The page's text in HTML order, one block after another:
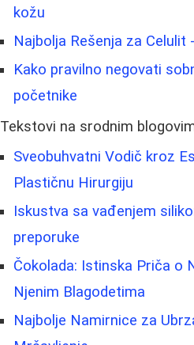
kožu
Najbolja Rešenja za Celulit
Kako pravilno negovati
početnike
Tekstovi na srodnim
Sveobuhvatni Vodič kroz
Plastičnu Hirurgiju
Iskustva sa vađenjem
preporuke
Čokolada: Istinska Priča o
Njenim Blagodetima
Najbolje Namirnice za